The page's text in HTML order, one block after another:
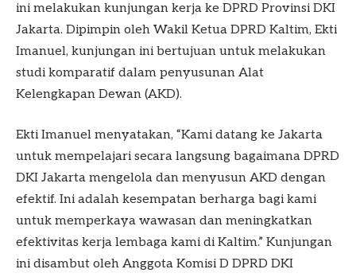
ini melakukan kunjungan kerja ke DPRD Provinsi DKI
Jakarta. Dipimpin oleh Wakil Ketua DPRD Kaltim, Ekti
Imanuel, kunjungan ini bertujuan untuk melakukan
studi komparatif dalam penyusunan Alat
Kelengkapan Dewan (AKD).
Ekti Imanuel menyatakan, “Kami datang ke Jakarta
untuk mempelajari secara langsung bagaimana DPRD
DKI Jakarta mengelola dan menyusun AKD dengan
efektif. Ini adalah kesempatan berharga bagi kami
untuk memperkaya wawasan dan meningkatkan
efektivitas kerja lembaga kami di Kaltim.” Kunjungan
ini disambut oleh Anggota Komisi D DPRD DKI